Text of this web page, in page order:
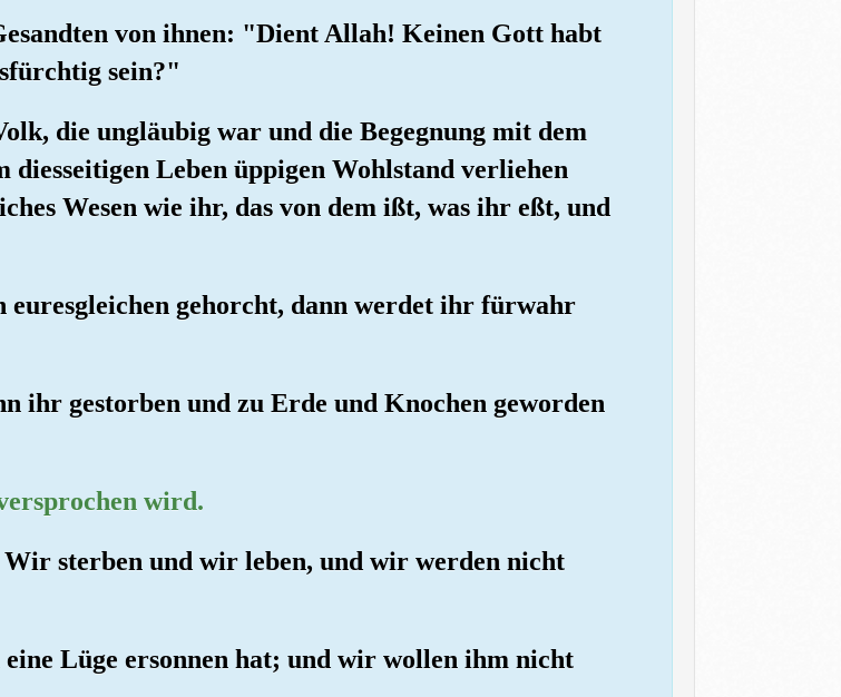
von ihnen: "Dient Allah! Keinen Gott habt
sein?"
die ungläubig war und die Begegnung mit dem
Leben üppigen Wohlstand verliehen
Wesen wie ihr, das von dem ißt, was ihr eßt, und
euresgleichen gehorcht, dann werdet ihr fürwahr
ihr gestorben und zu Erde und Knochen geworden
wird.
sterben und wir leben, und wir werden nicht
Lüge ersonnen hat; und wir wollen ihm nicht